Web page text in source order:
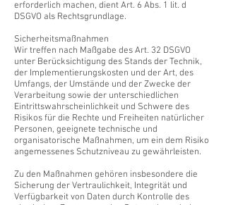
erforderlich machen, dient Art. 6 Abs. 1 lit. d
DSGVO als Rechtsgrundlage.
Sicherheitsmaßnahmen
Wir treffen nach Maßgabe des Art. 32 DSGVO
unter Berücksichtigung des Stands der Technik,
der Implementierungskosten und der Art, des
Umfangs, der Umstände und der Zwecke der
Verarbeitung sowie der unterschiedlichen
Eintrittswahrscheinlichkeit und Schwere des
Risikos für die Rechte und Freiheiten natürlicher
Personen, geeignete technische und
organisatorische Maßnahmen, um ein dem Risiko
angemessenes Schutzniveau zu gewährleisten.
Zu den Maßnahmen gehören insbesondere die
Sicherung der Vertraulichkeit, Integrität und
Verfügbarkeit von Daten durch Kontrolle des